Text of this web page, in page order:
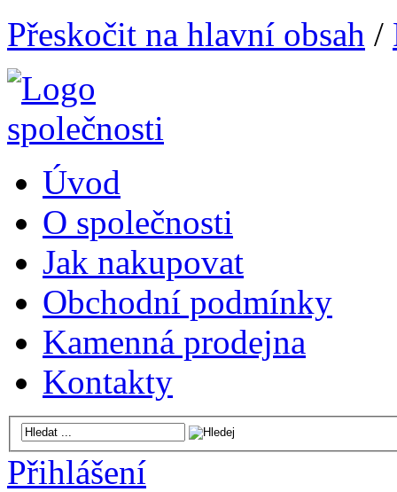
Přeskočit na hlavní obsah /
Úvod
O společnosti
Jak nakupovat
Obchodní podmínky
Kamenná prodejna
Kontakty
Přihlášení